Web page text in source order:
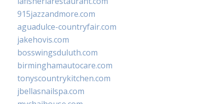
915jazzandmore.com
aguadulce-countryfair.com
jakehovis.com
bosswingsduluth.com
birminghamautocare.com
tonyscountrykitchen.com
jbellasnailspa.com